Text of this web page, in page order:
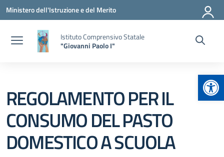
Vai ai contenuti
Vai al menu di navigazione
Vai al footer
Ministero dell'Istruzione e del Merito
Istituto Comprensivo Statale
"Giovanni Paolo I"
REGOLAMENTO PER IL
CONSUMO DEL PASTO
DOMESTICO A SCUOLA